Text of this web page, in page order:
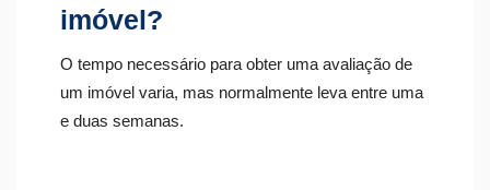
imóvel?
O tempo necessário para obter uma avaliação de
um imóvel varia, mas normalmente leva entre uma
e duas semanas.